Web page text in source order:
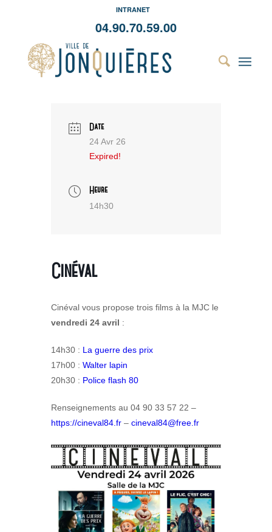
INTRANET
04.90.70.59.00
Date
24 Avr 26
Expired!
Heure
14h30
Cinéval
Cinéval vous propose trois films à la MJC le
vendredi 24 avril :
14h30 : La guerre des prix
17h00 : Walter lapin
20h30 : Police flash 80
Renseignements au 04 90 33 57 22 –
https://cineval84.fr – cineval84@free.fr